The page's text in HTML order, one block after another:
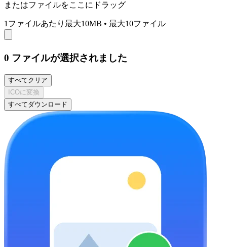
またはファイルをここにドラッグ
1ファイルあたり最大10MB • 最大10ファイル
0 ファイルが選択されました
すべてクリア
ICOに変換
すべてダウンロード